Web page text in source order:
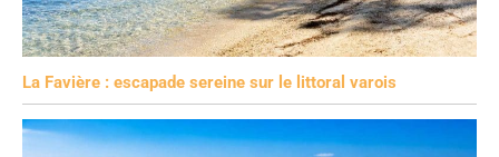
La Favière : escapade sereine sur le littoral varois